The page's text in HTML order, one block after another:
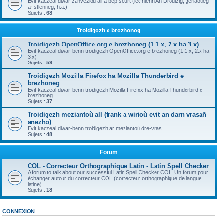
ar stlenneg, h.a.)
Sujets : 68
Troidigezh e brezhoneg
Troidigezh OpenOffice.org e brezhoneg (1.1.x, 2.x ha 3.x)
Evit kaozeal diwar-benn troidigezh OpenOffice.org e brezhoneg (1.1.x, 2.x ha
3.x)
Sujets : 59
Troidigezh Mozilla Firefox ha Mozilla Thunderbird e
brezhoneg
Evit kaozeal diwar-benn troidigezh Mozilla Firefox ha Mozilla Thunderbird e
brezhoneg
Sujets : 37
Troidigezh meziantoù all (frank a wirioù evit an darn vrasañ
anezho)
Evit kaozeal diwar-benn troidigezh ar meziantoù dre-vras
Sujets : 48
Forum
COL - Correcteur Orthographique Latin - Latin Spell Checker
A forum to talk about our successful Latin Spell Checker COL. Un forum pour
échanger autour du correcteur COL (correcteur orthographique de langue
latine).
Sujets : 18
CONNEXION